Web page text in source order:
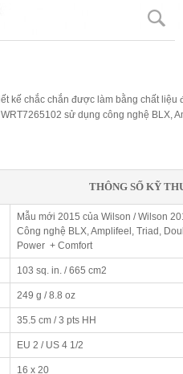
kế chắc chắn được làm bằng chất
sử dụng công nghệ
THÔNG SỐ KỸ
Mẫu mới 2015 của Wilson / Wilson
Công nghệ BLX, Amplifeel, Triad,
Power + Comfort
103 sq. in. / 665 cm2
249 g / 8.8 oz
35.5 cm / 3 pts HH
EU 2 / US 4 1/2
16 x 20